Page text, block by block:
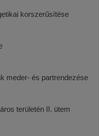
korszerűsítése
meder- és partrendezése
területén II. ütem